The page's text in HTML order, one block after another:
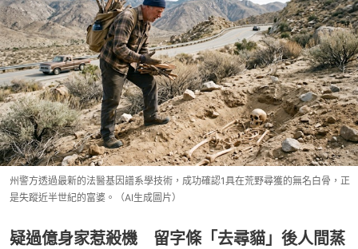
州警方透過最新的法醫基因譜系學技術，成功確認1具在荒野尋獲的無名白骨，正
是失蹤近半世紀的富婆。（AI生成圖片）
疑過億身家惹殺機 留字條「去尋貓」後人間蒸